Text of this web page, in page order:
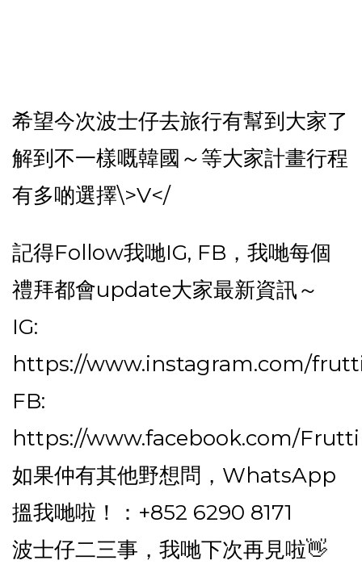
希望今次波士仔去旅行有幫到大家了
解到不一樣嘅韓國～等大家計畫行程
有多啲選擇\>V</
記得Follow我哋IG, FB，我哋每個
禮拜都會update大家最新資訊～
IG:
https://www.instagram.com/
FB:
https://www.facebook.com/
如果仲有其他野想問，WhatsApp
搵我哋啦！：+852 6290 8171
波士仔二三事，我哋下次再見啦👋